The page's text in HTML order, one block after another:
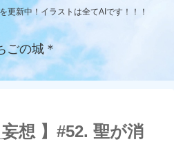
更新中！イラストは全てAIです！！！
ごの城＊
妄想 】#52. 聖が消